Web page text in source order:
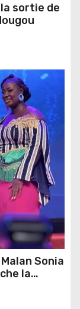
sortie de
Sonia
la